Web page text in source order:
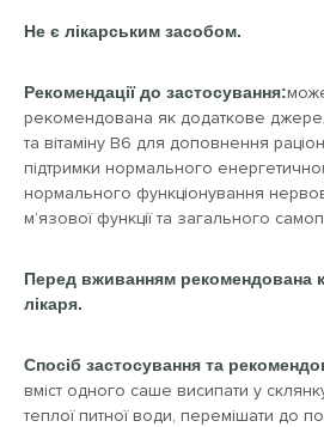
Не є лікарським засобом.
Рекомендації до застосування:
рекомендована як додаткове
та вітаміну B6 для доповнення
підтримки нормального
нормального функціонування
м’язової функції та загального
Перед вживанням рекомендована
лікаря.
Спосіб застосування та
вміст одного саше висипати у
теплої питної води, перемішати до